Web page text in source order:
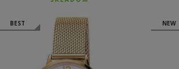
BEST NEW